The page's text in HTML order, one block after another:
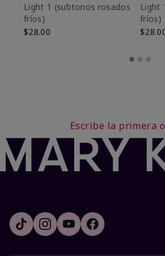
Light 1​ (subtonos rosados
fríos)
$28.00
Light
fríos)
Escribe la primera